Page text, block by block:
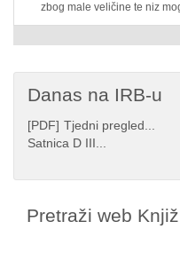
zbog male veličine te niz
Danas na IRB-u
[PDF] Tjedni pregled...
Satnica D III...
Pretraži web